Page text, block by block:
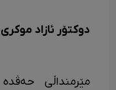
دوکتۆر ئازاد موکری
مێرمنداڵی